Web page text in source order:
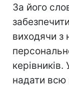
За його
виходячи з
надати всю